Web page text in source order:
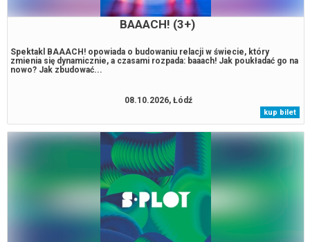
BAAACH! (3+)
Spektakl BAAACH! opowiada o budowaniu relacji w świecie, który
zmienia się dynamicznie, a czasami rozpada: baaach! Jak poukładać go na
nowo? Jak zbudować...
08.10.2026, Łódź
kup bilet